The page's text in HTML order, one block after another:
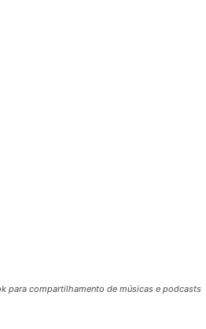
para compartilhamento de músicas e podcasts